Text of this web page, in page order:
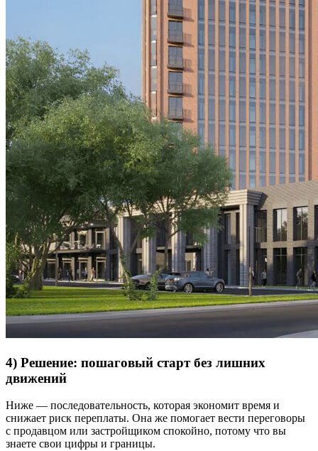
4) Решение: пошаговый старт без лишних
движений
Ниже — последовательность, которая экономит время и
снижает риск переплаты. Она же помогает вести переговоры
с продавцом или застройщиком спокойно, потому что вы
знаете свои цифры и границы.